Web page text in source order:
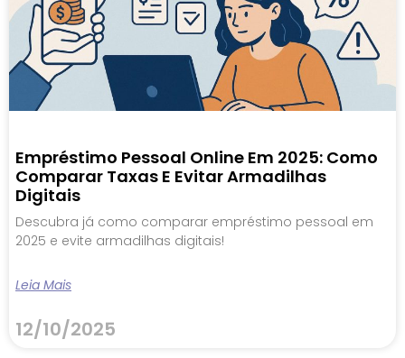
Empréstimo Pessoal Online Em 2025: Como
Comparar Taxas E Evitar Armadilhas
Digitais
Descubra já como comparar empréstimo pessoal em
2025 e evite armadilhas digitais!
Leia Mais
12/10/2025